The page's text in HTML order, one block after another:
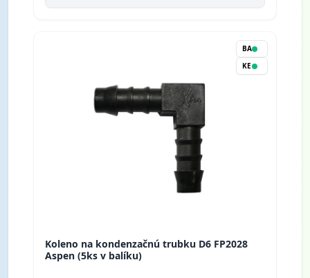
BA
KE
Koleno na kondenzačnú trubku D6 FP2028
Aspen (5ks v balíku)